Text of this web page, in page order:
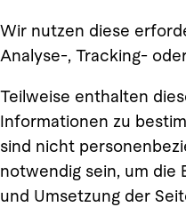
Wir nutzen diese
Analyse-, Tracking-
Teilweise enthalten
Informationen zu
sind nicht
notwendig sein, um die
und Umsetzung der